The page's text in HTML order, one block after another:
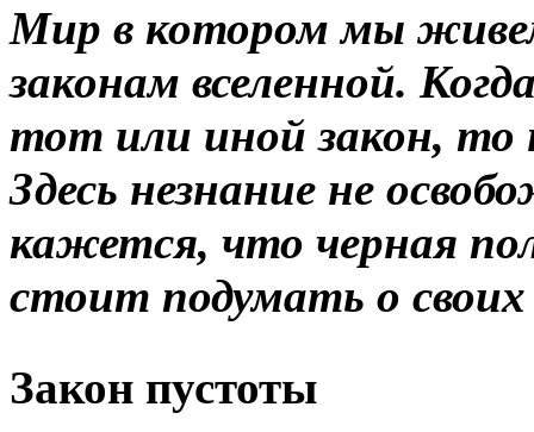
Мир в котором мы
законам вселенной.
тот или иной закон, то
Здесь незнание не
кажется, что черная
стоит подумать о
Закон пустоты